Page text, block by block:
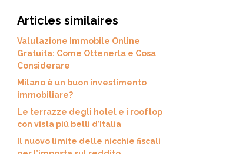
Articles similaires
Valutazione Immobile Online
Gratuita: Come Ottenerla e Cosa
Considerare
Milano è un buon investimento
immobiliare?
Le terrazze degli hotel e i rooftop
con vista più belli d’Italia
Il nuovo limite delle nicchie fiscali